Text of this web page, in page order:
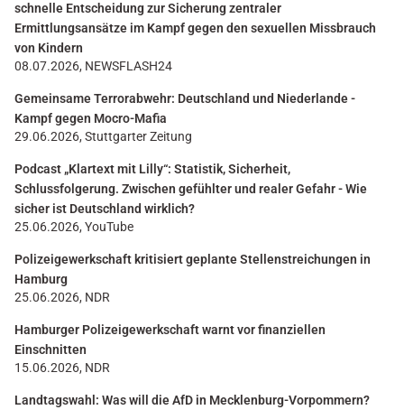
schnelle Entscheidung zur Sicherung zentraler
Ermittlungsansätze im Kampf gegen den sexuellen Missbrauch
von Kindern
08.07.2026, NEWSFLASH24
Gemeinsame Terrorabwehr: Deutschland und Niederlande -
Kampf gegen Mocro-Mafia
29.06.2026, Stuttgarter Zeitung
Podcast „Klartext mit Lilly“: Statistik, Sicherheit,
Schlussfolgerung. Zwischen gefühlter und realer Gefahr - Wie
sicher ist Deutschland wirklich?
25.06.2026, YouTube
Polizeigewerkschaft kritisiert geplante Stellenstreichungen in
Hamburg
25.06.2026, NDR
Hamburger Polizeigewerkschaft warnt vor finanziellen
Einschnitten
15.06.2026, NDR
Landtagswahl: Was will die AfD in Mecklenburg-Vorpommern?